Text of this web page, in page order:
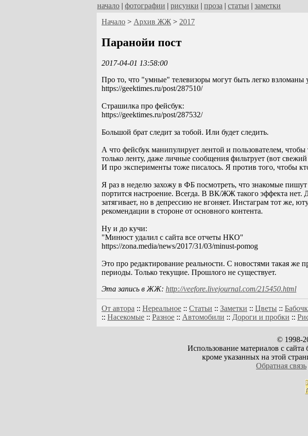
начало | фотографии | рисунки | проза | статьи | заметки
Начало > Архив ЖЖ > 2017
Паранойи пост
2017-04-01 13:58:00
Про то, что "умные" телевизоры могут быть легко взломаны
https://geektimes.ru/post/287510/
Страшилка про фейсбук:
https://geektimes.ru/post/287532/
Большой брат следит за тобой. Или будет следить.
А что фейсбук манипулирует лентой и пользователем,
только ленту, даже личные сообщения фильтрует (вот
И про эксперименты тоже писалось. Я против того, чтобы
Я раз в неделю захожу в ФБ посмотреть, что знакомые
портится настроение. Всегда. В ВК/ЖЖ такого эффекта нет.
затягивает, но в депрессию не вгоняет. Инстаграм тот же,
рекомендации в стороне от основного контента.
Ну и до кучи:
"Минюст удалил с сайта все отчеты НКО"
https://zona.media/news/2017/31/03/minust-pomog
Это про редактирование реальности. С новостями такая же
периоды. Только текущие. Прошлого не существует.
Эта запись в ЖЖ: http://veefore.livejournal.com/215450.html
От автора :: Нереальное :: Статьи :: Заметки :: Цветы ::
:: Насекомые :: Разное :: Автомобили :: Дороги и пробки ::
© 1998-
Использование материалов с
кроме указанных на этой
Обратная связь